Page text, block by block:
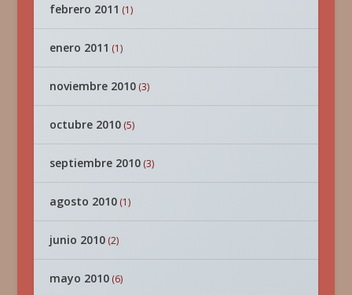
febrero 2011 (1)
enero 2011 (1)
noviembre 2010(3)
octubre 2010(5)
septiembre 2010(3)
agosto 2010(1)
junio 2010(2)
mayo 2010(6)